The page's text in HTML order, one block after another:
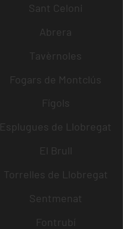
Sant Celoni
Abrera
Tavèrnoles
Fogars de Montclús
Fígols
Esplugues de Llobregat
El Brull
Torrelles de Llobregat
Sentmenat
Fontrubí